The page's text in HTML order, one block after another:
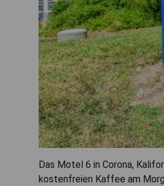
Das Motel 6 in Corona,
kostenfreien Kaffee am